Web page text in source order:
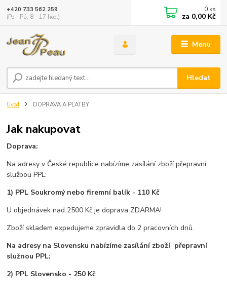
Menu
Hledat
+420 733 562 259
(Po - Pá, 8 - 17 hod.)
0 ks
za 0,00 Kč
Úvod DOPRAVA A PLATBY
Jak nakupovat
Doprava:
Na adresy v České republice nabízíme zasílání zboží přepravní
službou PPL:
1) PPL Soukromý nebo firemní balík - 110 Kč
U objednávek nad 2500 Kč je doprava ZDARMA!
Zboží skladem expedujeme zpravidla do 2 pracovních dnů.
Na adresy na Slovensku nabízíme zasílání zboží přepravní
služnou PPL:
2) PPL Slovensko - 250 Kč